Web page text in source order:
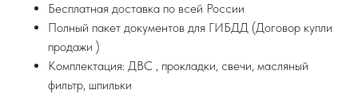
Бесплатная доставка по всей России
Полный пакет документов для ГИБДД (Договор купли
продажи )
Комплектация: ДВС , прокладки, свечи, масляный
фильтр, шпильки